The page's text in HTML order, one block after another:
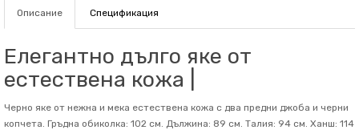
Описание Спецификация
Елегантно дълго яке от
естествена кожа |
Черно яке от нежна и мека естествена кожа с два предни джоба и черни
копчета. Гръдна обиколка: 102 см. Дължина: 89 см. Талия: 94 см. Ханш: 114